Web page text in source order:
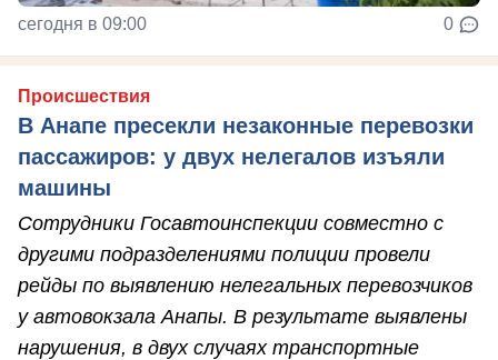
сегодня в 09:00 0
Происшествия
В Анапе пресекли незаконные перевозки
пассажиров: у двух нелегалов изъяли
машины
Сотрудники Госавтоинспекции совместно с
другими подразделениями полиции провели
рейды по выявлению нелегальных перевозчиков
у автовокзала Анапы. В результате выявлены
нарушения, в двух случаях транспортные